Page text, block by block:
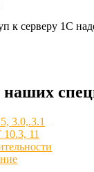
к серверу 1С
3.0,.3.1
11